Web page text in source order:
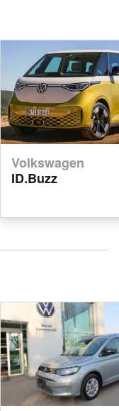
Volkswagen
ID.Buzz